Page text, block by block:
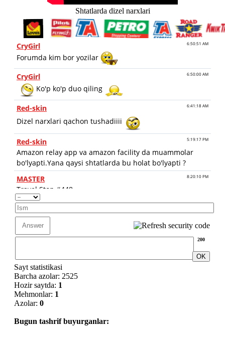
Shtatlarda dizel narxlari
200
Sayt statistikasi
Barcha azolar: 2525
Hozir saytda: 1
Mehmonlar: 1
Azolar: 0
Bugun tashrif buyurganlar: